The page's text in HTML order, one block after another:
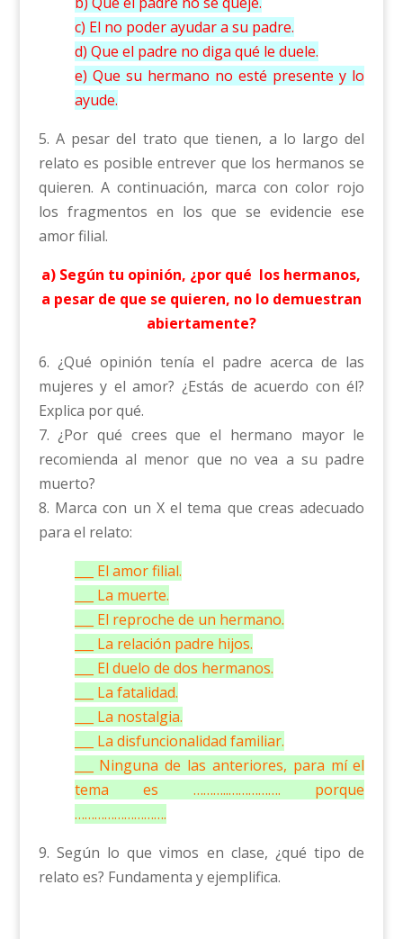
c) El no poder ayudar a su padre.
d) Que el padre no diga qué le duele.
e) Que su hermano no esté presente y lo
ayude.
5. A pesar del trato que tienen, a lo largo del
relato es posible entrever que los hermanos se
quieren. A continuación, marca con color rojo
los fragmentos en los que se evidencie ese
amor filial.
a) Según tu opinión, ¿por qué los hermanos,
a pesar de que se quieren, no lo demuestran
abiertamente?
6. ¿Qué opinión tenía el padre acerca de las
mujeres y el amor? ¿Estás de acuerdo con él?
Explica por qué.
7. ¿Por qué crees que el hermano mayor le
recomienda al menor que no vea a su padre
muerto?
8. Marca con un X el tema que creas adecuado
para el relato:
___ El amor filial.
___ La muerte.
___ El reproche de un hermano.
___ La relación padre hijos.
___ El duelo de dos hermanos.
___ La fatalidad.
___ La nostalgia.
___ La disfuncionalidad familiar.
___ Ninguna de las anteriores, para mí el
tema es ………..……………. porque
……………………….
9. Según lo que vimos en clase, ¿qué tipo de
relato es? Fundamenta y ejemplifica.